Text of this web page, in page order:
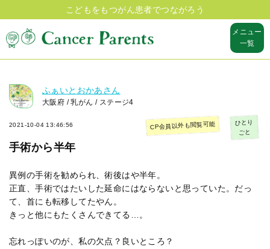
こどもをもつがん患者でつながろう
メニュー
一覧
ふぁいとおかあさん
大阪府 / 乳がん / ステージ4
2021-10-04 13:46:56
手術から半年
CP会員以外も閲覧可能 ひとり
ごと
異例の手術を勧められ、術後はや半年。
正直、手術ではたいした延命にはならないと思っていた。だっ
て、首にも転移してたやん。
きっと他にもたくさんできてる…。
忘れっぽいのが、私の欠点？良いところ？